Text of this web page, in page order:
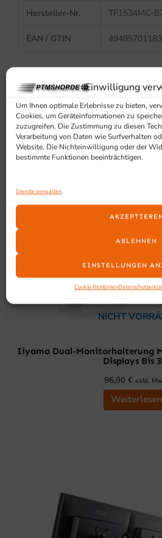
Einwilligung
Um Ihnen optimale Erlebnisse zu bieten,
Cookies, um Geräteinformationen zu
zuzugreifen. Die Zustimmung zu diesen
Verarbeitung von Daten wie Surfverhalten
Website. Die Nichteinwilligung oder der
bestimmte Funktionen beeinträchtigen.
Dienste verwalten
ABLEHNEN
EINSTELLUNGEN
Cookie Richtlinien
Hersteller-Nr. TF1534MC-
EAN / GTIN
Ergänzende Ausstattung
NICHT
Iiyama Dual-Monitorhalterung
Displays Bis
96,90 € exkl.
Weiterlesen